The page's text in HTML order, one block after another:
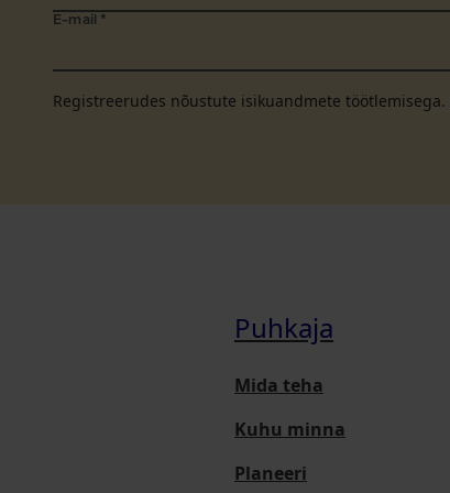
E-mail *
Registreerudes nõustute isikuandmete töötlemisega.
Puhkaja
Mida teha
Kuhu minna
Planeeri